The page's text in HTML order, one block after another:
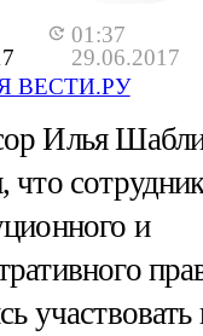
01:37
29.06.2017
ВЕСТИ.РУ
Илья
что
и
участвовать